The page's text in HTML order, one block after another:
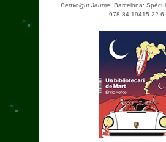
Benvolgut Jaume . Barcelona:
978-84-19415-22-6.